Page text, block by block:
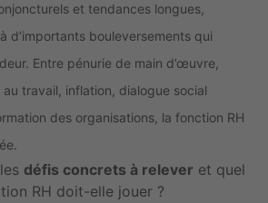
et tendances longues,
d’importants bouleversements qui
Entre pénurie de main d’œuvre,
travail, inflation, dialogue social
des organisations, la fonction RH
défis concrets à relever et quel
RH doit-elle jouer ?